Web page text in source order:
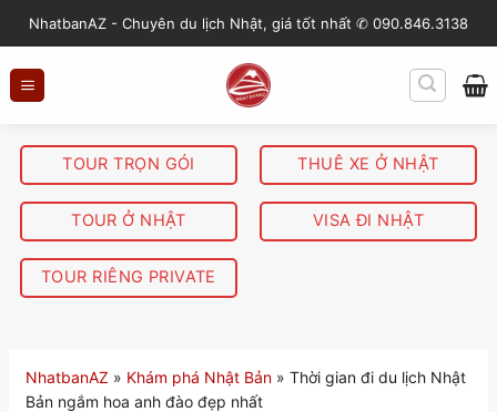
NhatbanAZ - Chuyên du lịch Nhật, giá tốt nhất ✆ 090.846.3138
TOUR TRỌN GÓI
TOUR Ở NHẬT
TOUR RIÊNG PRIVATE
THUÊ XE Ở NHẬT
VISA ĐI NHẬT
NhatbanAZ » Khám phá Nhật Bản » Thời gian đi du lịch Nhật
Bản ngắm hoa anh đào đẹp nhất